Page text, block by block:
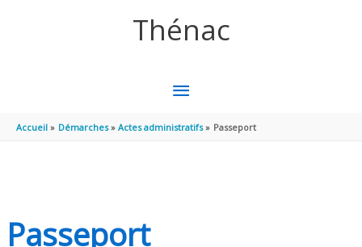
Thénac
MENU
PRINCIPAL
Accueil Démarches Actes administratifs Passeport
Passeport